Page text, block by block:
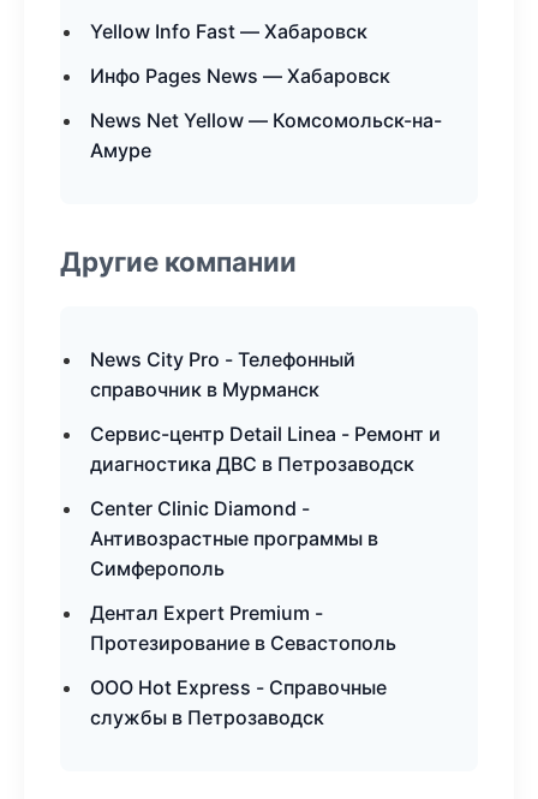
Yellow Info Fast — Хабаровск
Инфо Pages News — Хабаровск
News Net Yellow — Комсомольск-на-
Амуре
Другие компании
News City Pro - Телефонный
справочник в Мурманск
Сервис-центр Detail Linea - Ремонт и
диагностика ДВС в Петрозаводск
Center Clinic Diamond -
Антивозрастные программы в
Симферополь
Дентал Expert Premium -
Протезирование в Севастополь
ООО Hot Express - Справочные
службы в Петрозаводск